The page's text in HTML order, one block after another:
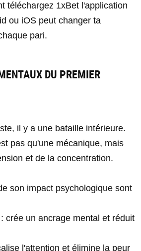
téléchargez 1xBet l'application
ou iOS peut changer ta
pari.
DU PREMIER
il y a une bataille intérieure.
pas qu'une mécanique, mais
et de la concentration.
son impact psychologique sont
crée un ancrage mental et réduit
l'attention et élimine la peur